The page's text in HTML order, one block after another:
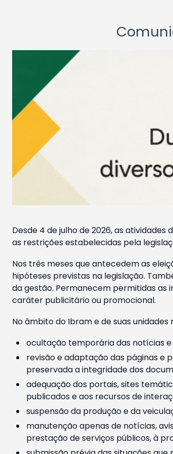
Desde 4 de julho de 2026, as
as restrições estabelecidas pela
Nos três meses que antecedem as
hipóteses previstas na legislação.
da gestão. Permanecem permitidas as
caráter publicitário ou promocional.
No âmbito do Ibram e de suas
ocultação temporária das notícias
revisão e adaptação das páginas e
preservada a integridade dos
adequação dos portais, sites
publicados e aos recursos de
suspensão da produção e da
manutenção apenas de notícias,
prestação de serviços públicos, à